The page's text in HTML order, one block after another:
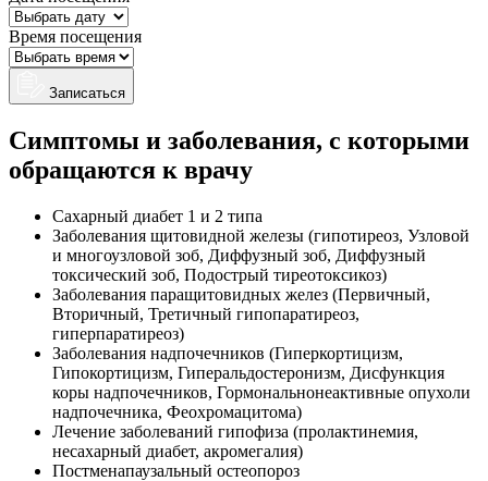
Время посещения
Записаться
Симптомы и заболевания, с которыми
обращаются к врачу
Сахарный диабет 1 и 2 типа
Заболевания щитовидной железы (гипотиреоз, Узловой
и многоузловой зоб, Диффузный зоб, Диффузный
токсический зоб, Подострый тиреотоксикоз)
Заболевания паращитовидных желез (Первичный,
Вторичный, Третичный гипопаратиреоз,
гиперпаратиреоз)
Заболевания надпочечников (Гиперкортицизм,
Гипокортицизм, Гиперальдостеронизм, Дисфункция
коры надпочечников, Гормональнонеактивные опухоли
надпочечника, Феохромацитома)
Лечение заболеваний гипофиза (пролактинемия,
несахарный диабет, акромегалия)
Постменапаузальный остеопороз